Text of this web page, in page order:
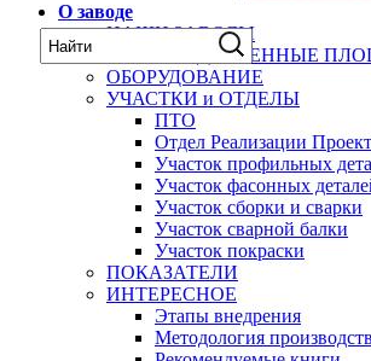
О заводе
НАШИ ЗАВОДЫ
ПРОИЗВОДСТВЕННЫЕ
ОБОРУДОВАНИЕ
УЧАСТКИ и ОТДЕЛЫ
ПТО
Отдел Реализации
Участок профильных
Участок фасонных
Участок сборки и сварки
Участок сварной балки
Участок покраски
ПОКАЗАТЕЛИ
ИНТЕРЕСНОЕ
Этапы внедрения
Методология